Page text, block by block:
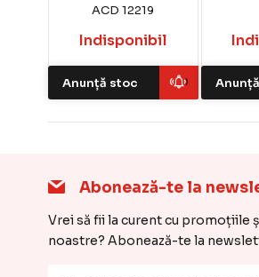
ACD 12219
Indisponibil
Anunță stoc
Abonează-te la
Vrei să fii la curent cu promoțiile
noastre? Abonează-te la